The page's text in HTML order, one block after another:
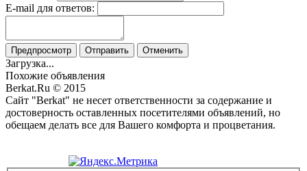
E-mail для ответов:
Предпросмотр Отправить Отменить
Загрузка...
Похожие объявления
Berkat.Ru © 2015
Сайт "Berkat" не несет ответственности за содержание и
достоверность оставленных посетителями объявлений, но
обещаем делать все для Вашего комфорта и процветания.